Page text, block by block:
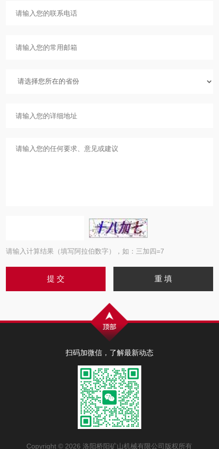
请输入计算结果（填写阿拉伯数字），如：三加四=7
扫码加微信，了解最新动态
Copyright © 2026 洛阳桥阳矿山机械有限公司版权所有